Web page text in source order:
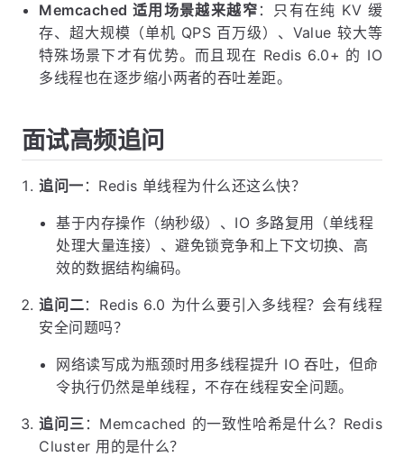
Memcached 适用场景越来越窄 ：只有在纯 KV 缓
存、超大规模（单机 QPS 百万级）、Value 较大等
特殊场景下才有优势。而且现在 Redis 6.0+ 的 IO
多线程也在逐步缩小两者的吞吐差距。
面试高频追问
追问一 ：Redis 单线程为什么还这么快？
基于内存操作（纳秒级）、IO 多路复用（单线程
处理大量连接）、避免锁竞争和上下文切换、高
效的数据结构编码。
追问二：Redis 6.0 为什么要引入多线程？会有线程
安全问题吗？
网络读写成为瓶颈时用多线程提升 IO 吞吐，但命
令执行仍然是单线程，不存在线程安全问题。
追问三 ：Memcached 的一致性哈希是什么？Redis
Cluster 用的是什么？